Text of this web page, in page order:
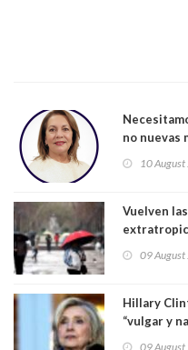
no nuevas
10
Vuelven
09
Hillary
“vulgar y
09